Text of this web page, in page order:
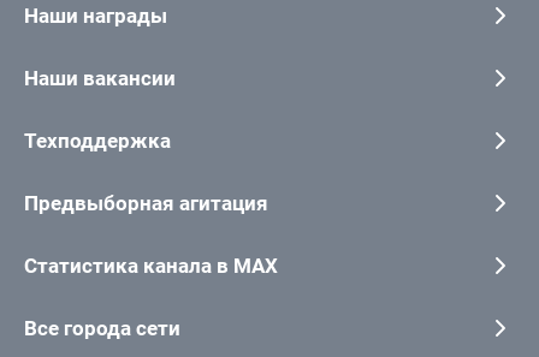
Наши награды
Наши вакансии
Техподдержка
Предвыборная агитация
Статистика канала в MAX
Все города сети